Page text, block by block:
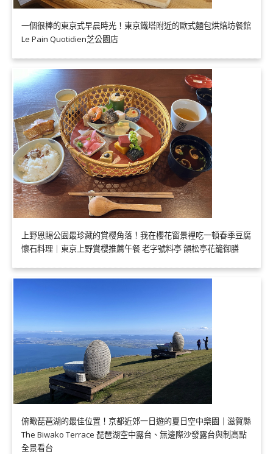
一個很棒的東京式早晨時光！東京鐵塔附近的歐式麵包烘焙坊餐館
Le Pain Quotidien芝公園店
上野恩賜公園最珍藏的賞櫻角落！我在櫻花窗景裡吃一頓春季豆腐
懷石料理｜東京上野賞櫻推薦午餐 老字號料亭 韻松亭花籠御膳
俯瞰琵琶湖的最佳位置！京都近郊一日遊的夏日空中樂園｜滋賀縣
The Biwako Terrace 琵琶湖空中露台、無邊際沙發露台與制高點
全景看台